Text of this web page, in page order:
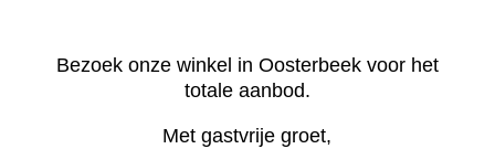
Bezoek onze winkel in Oosterbeek voor het
totale aanbod.
Met gastvrije groet,